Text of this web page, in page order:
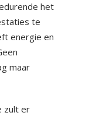
het
te
energie en
maar
zult er